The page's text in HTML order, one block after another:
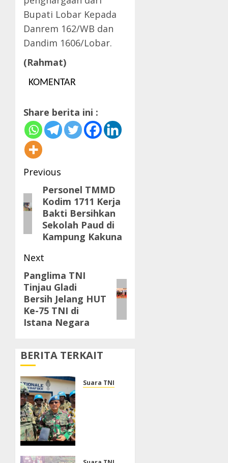
Bupati Lobar Kepada
Danrem 162/WB dan
Dandim 1606/Lobar.
(Rahmat)
KOMENTAR
Share berita ini :
Post
navigation
Previous
Previous
post:
Personel TMMD
Kodim 1711 Kerja
Bakti Bersihkan
Sekolah Paud di
Kampung Kakuna
Next
Next
post:
Panglima TNI
Tinjau Gladi
Bersih Jelang HUT
Ke-75 TNI di
Istana Negara
BERITA TERKAIT
Suara TNI